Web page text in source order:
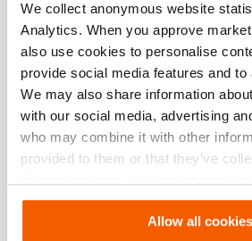
We collect anonymous website
Analytics. When you approve
also use cookies to personalise
provide social media features and
We may also share information
with our social media, advertising
who may combine it with other
provided to them or that they’ve
Settings. See ourcookiestatement.
Allow all cookies
JPG 225.5 KB
Descargas
User manual BCH